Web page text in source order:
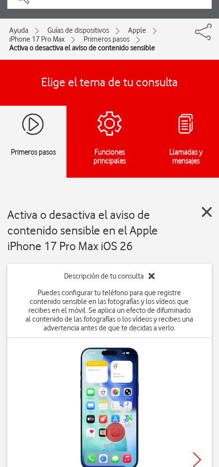
Ayuda Guías de dispositivos
Apple
iPhone 17 Pro Max
Primeros pasos
Activa o desactiva el aviso de contenido sensible
Elige el tema de tu consulta
Primeros pasos
Funciones
principales
Llamadas y
mensajes
Activa o desactiva el aviso de
contenido sensible en el Apple
iPhone 17 Pro Max iOS 26
Descripción de tu consulta
Puedes configurar tu teléfono para que registre
contenido sensible en las fotografías y los vídeos que
recibes en el móvil. Se aplica un efecto de difuminado
al contenido de las fotografías o los vídeos y recibes una
advertencia antes de que te decidas a verlo.